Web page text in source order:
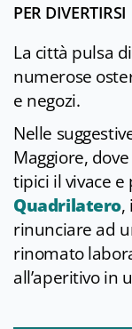
PER DIVERTIRSI
La città pulsa
numerose
e negozi.
Nelle
Maggiore,
tipici il vivace
Quadrilatero,
rinunciare ad
rinomato
all’aperitivo in